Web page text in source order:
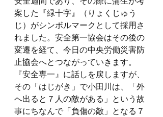
案した『緑十字』（りょくじゅう
じ）がシンボルマークとして採用さ
れました。安全第一協会はその後の
変遷を経て、今日の中央労働災害防
止協会へとつながっていきます。
『安全専一』に話しを戻しますが、
その「はじがき」で小田川は、「外
へ出ると７人の敵がある」という故
事にちなんで「負傷の敵」となる７